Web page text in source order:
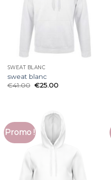
SWEAT BLANC
sweat blanc
€41.00 €25.00
Promo !